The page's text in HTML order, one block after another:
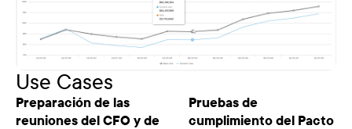
Use Cases
Preparación de las
reuniones del CFO y de
Pruebas de
cumplimiento del Pacto